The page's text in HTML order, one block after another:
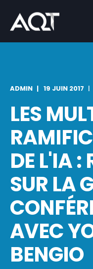
ADMIN 19 JUIN 2017
LES
DE L'IA :
SUR LA
AVEC
BENGIO